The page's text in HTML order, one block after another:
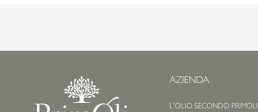
AZIENDA
L'OLIO SECONDO PRIMOLI